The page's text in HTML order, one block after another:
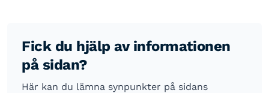
Fick du hjälp av informationen
på sidan?
Här kan du lämna synpunkter på sidans